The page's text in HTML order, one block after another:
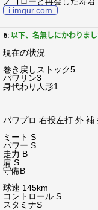
i.imgur.com
6: 以下、名無しにかわりま
現在の状況
巻き戻しストック5
パワリン3
身代わり人形1
パワプロ 右投左打 外 補
ミート S
パワー S
走力 B
肩 S
守備B
球速 145km
コントロール S
スタミナS